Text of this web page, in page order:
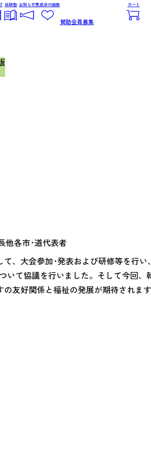
出版物 お知らせ育成会の保険
賛助会員募集
カート
他各市･道代表者
、大会参加･発表および研修等を行
て協議を行いました。そして今回、
友好関係と福祉の発展が期待されます